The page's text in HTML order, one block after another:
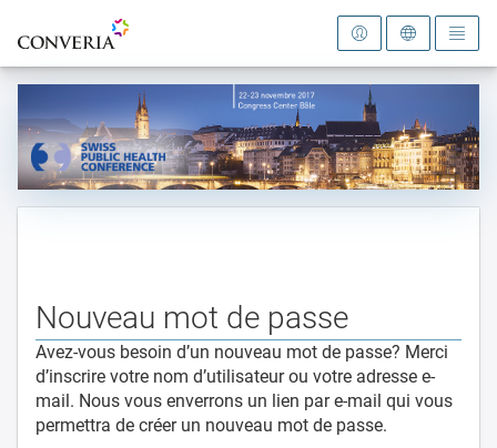
Vers la page d'accueil
Nouveau mot de passe
Avez-vous besoin d’un nouveau mot de passe? Merci
d’inscrire votre nom d’utilisateur ou votre adresse e-
mail. Nous vous enverrons un lien par e-mail qui vous
permettra de créer un nouveau mot de passe.